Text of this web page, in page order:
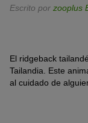
Escrito por zooplus
El ridgeback
Tailandia. Este
al cuidado de